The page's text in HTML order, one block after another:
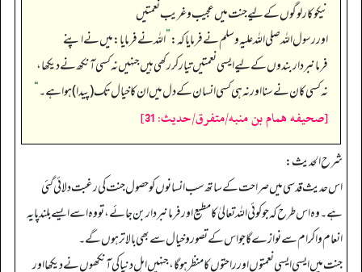
نیکوکار لوگوں کے لیے جنت میں عجیب و غریب نعمتیں
اور رسول اللہ صلی اللہ علیہ وسلم نے فرمایا کہ:”اللہ نے فرمایا: میں نے اپنے
فرمانبردار بندوں کے لیے ایسی نعمتیں تیار کر رکھی ہیں جنہیں نہ کسی آنکھ نے دیکھا،
نہ کسی کان نے سنا اور نہ ہی کسی انسان کے دل میں ان کا خیال تک (پیدا) ہوا ہے۔“
[صحيفه همام بن منبه/متفرق/حدیث: 31]
شرح الحديث:
اس حدیث قدسی میں صراحت کے ساتھ سب انسانوں کو حصول جنت کی رغبت دلائی گئی
ہے۔ وہ اس طرح کہ جو کوئی الله تعالیٰ کا مطیع اور فرمانبردار بن جائے، تو وہ اسے ایسے بلند پایہ
انعام و اکرام سے نوازے گا جو اس کے تصور و خیال سے بھی بالاتر ہوں گے۔
جنت میں ایسی ایسی نعمتوں اور راحتوں کا منظر ہوگا، جنہیں اہل دنیا کی آنکھوں نے دیکھا اور